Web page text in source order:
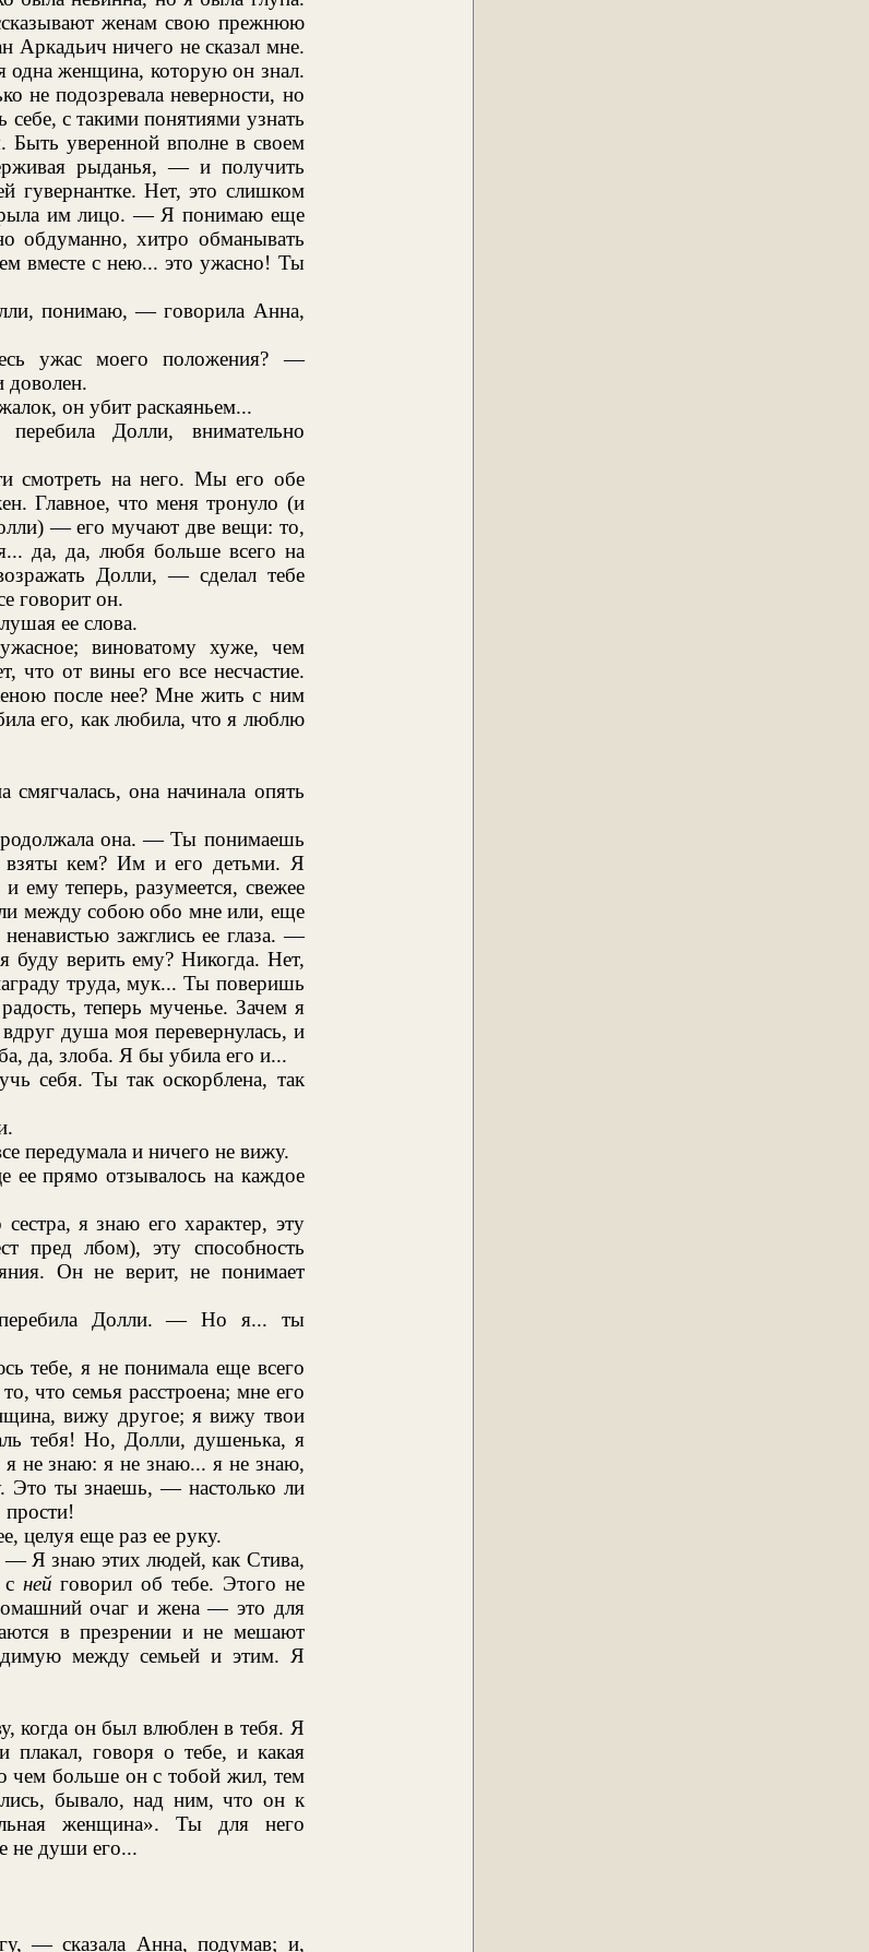
женам свою прежнюю
ничего не сказал мне.
женщина, которую он знал.
не подозревала неверности, но
себе, с такими понятиями узнать
Быть уверенной вполне в своем
рыданья, — и получить
гувернантке. Нет, это слишком
им лицо. — Я понимаю еще
обдуманно, хитро обманывать
вместе с нею... это ужасно! Ты
понимаю, — говорила Анна,
ужас моего положения? —
доволен.
он убит раскаяньем...
Долли, внимательно
смотреть на него. Мы его обе
Главное, что меня тронуло (и
— его мучают две вещи: то,
да, да, любя больше всего на
Долли, — сделал тебе
говорит он.
ее слова.
виноватому хуже, чем
что от вины его все несчастие.
после нее? Мне жить с ним
его, как любила, что я люблю
она начинала опять
она. — Ты понимаешь
взяты кем? Им и его детьми. Я
ему теперь, разумеется, свежее
между собою обо мне или, еще
зажглись ее глаза. —
буду верить ему? Никогда. Нет,
труда, мук... Ты поверишь
теперь мученье. Зачем я
душа моя перевернулась, и
да, злоба. Я бы убила его и...
себя. Ты так оскорблена, так
передумала и ничего не вижу.
ее прямо отзывалось на каждое
я знаю его характер, эту
пред лбом), эту способность
Он не верит, не понимает
Долли. — Но я... ты
тебе, я не понимала еще всего
что семья расстроена; мне его
вижу другое; я вижу твои
тебя! Но, Долли, душенька, я
я не знаю: я не знаю... я не знаю,
Это ты знаешь, — настолько ли
целуя еще раз ее руку.
Я знаю этих людей, как Стива,
ней говорил об тебе. Этого не
очаг и жена — это для
в презрении и не мешают
между семьей и этим. Я
когда он был влюблен в тебя. Я
говоря о тебе, и какая
чем больше он с тобой жил, тем
бывало, над ним, что он к
женщина». Ты для него
не души его...
— сказала Анна, подумав; и,